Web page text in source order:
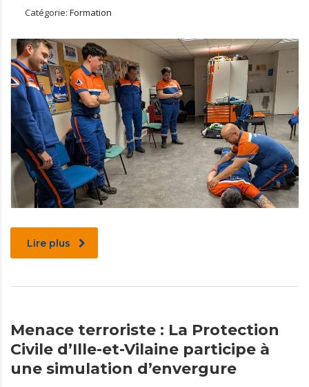
Catégorie: Formation
Lire plus
Menace terroriste : La Protection
Civile d’Ille-et-Vilaine participe à
une simulation d’envergure